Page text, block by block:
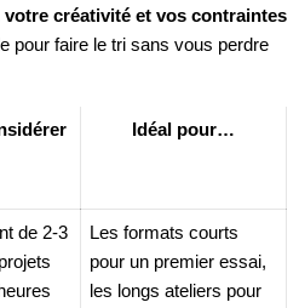
votre créativité et vos contraintes
pour faire le tri sans vous perdre
Idéal pour…
de 2-3
Les formats courts
pour un premier essai,
les longs ateliers pour